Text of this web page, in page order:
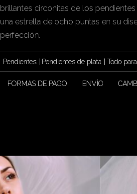
brillantes circonitas de los
una estrella de ocho puntas en su
perfección.
Pendientes| Pendientes de plata Todo
FORMAS DE PAGO ENVÍO